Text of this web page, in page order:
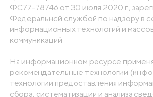
ФС77-78746 от 30 июля 2020 г.,
Федеральной службой по надзору в
информационных технологий и
коммуникаций
На информационном ресурсе
рекомендательные технологии
технологии предоставления
сбора, систематизации и анализа